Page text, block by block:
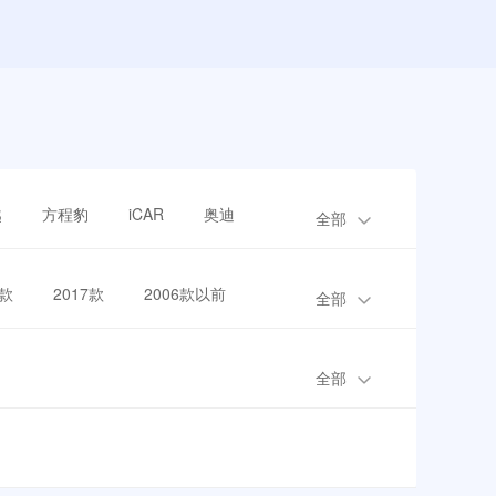
方程豹 iCAR 奥迪 全部
2017款 2006款以前 全部
全部